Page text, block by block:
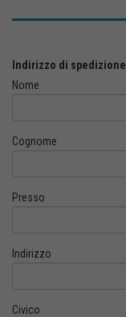
Indirizzo di spedizione
Nome
Cognome
Presso
Indirizzo
Civico